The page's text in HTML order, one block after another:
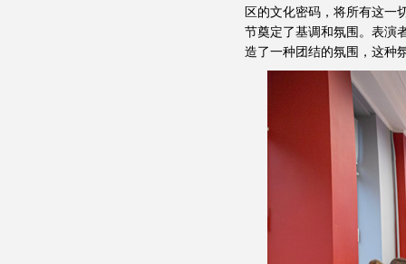
区的文化密码，将所有这一
节奠定了基调和氛围。表演
造了一种团结的氛围，这种